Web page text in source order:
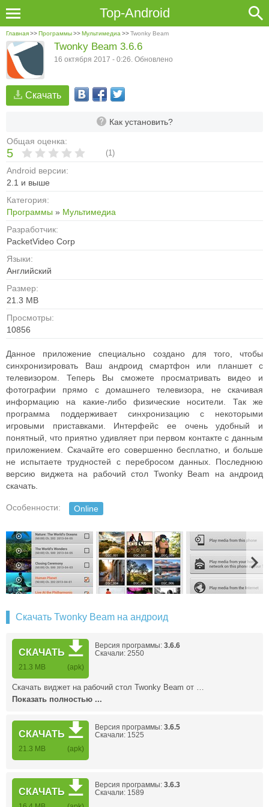
Top-Android
Главная>>Программы>>Мультимедиа >>Twonky Beam
Скачать
Как установить?
Общая оценка:
5 (1)
Android версии:
2.1 и выше
Категория:
Программы » Мультимедиа
Разработчик:
PacketVideo Corp
Языки:
Английский
Размер:
21.3 MB
Просмотры:
10856
Twonky Beam 3.6.6
16 октября 2017 - 0:26. Обновлено
Данное приложение специально создано для того, чтобы
синхронизировать Ваш андроид смартфон или планшет с
телевизором. Теперь Вы сможете просматривать видео и
фотографии прямо с домашнего телевизора, не скачивая
информацию на какие-либо физические носители. Так же
программа поддерживает синхронизацию с некоторыми
игровыми приставками. Интерфейс ее очень удобный и
понятный, что приятно удивляет при первом контакте с данным
приложением. Скачайте его совершенно бесплатно, и больше
не испытаете трудностей с перебросом данных. Последнюю
версию виджета на рабочий стол Twonky Beam на андроид
скачать.
Особенности: Online
Скачать Twonky Beam на андроид
СКАЧАТЬ
21.3 MB (apk)
Версия программы: 3.6.6
Скачали: 2550
Скачать виджет на рабочий стол Twonky Beam от …
Показать полностью ...
СКАЧАТЬ
21.3 MB (apk)
Версия программы: 3.6.5
Скачали: 1525
СКАЧАТЬ
Версия программы: 3.6.3
Скачали: 1589